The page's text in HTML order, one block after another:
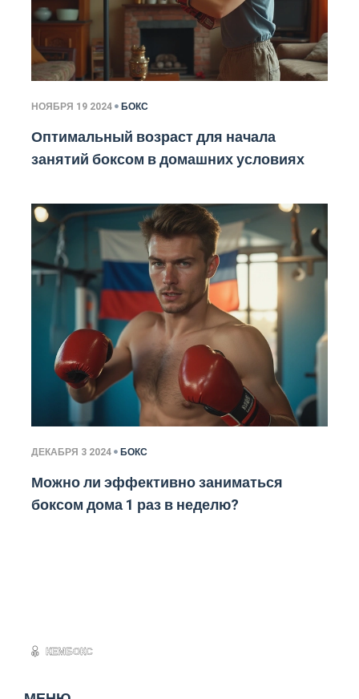
НОЯБРЯ 19 2024 БОКС
Оптимальный возраст для начала
занятий боксом в домашних условиях
ДЕКАБРЯ 3 2024 БОКС
Можно ли эффективно заниматься
боксом дома 1 раз в неделю?